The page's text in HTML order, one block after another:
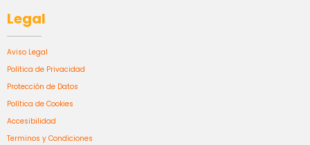
Legal
Aviso Legal
Política de Privacidad
Protección de Datos
Política de Cookies
Accesibilidad
Terminos y Condiciones